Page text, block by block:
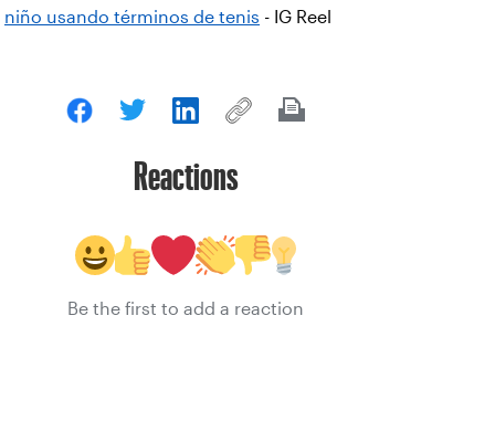
niño usando términos de tenis - IG Reel
Reactions
Be the first to add a reaction